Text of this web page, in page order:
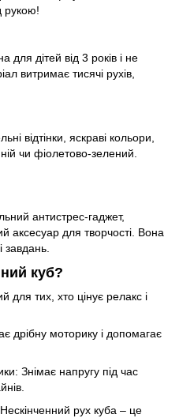
рукою!
для дітей від 3 років і не
витримає тисячі рухів,
відтінки, яскраві кольори,
чи фіолетово-зелений.
антистрес-гаджет,
аксесуар для творчості. Вона
завдань.
куб?
для тих, хто цінує релакс і
дрібну моторику і допомагає
Знімає напругу під час
рух куба – це